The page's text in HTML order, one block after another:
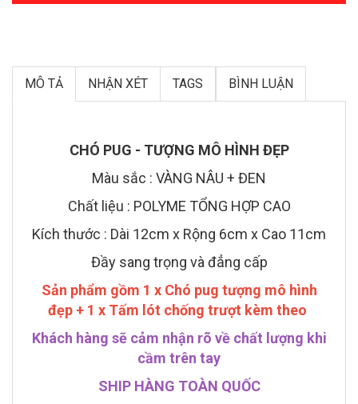
MÔ TẢ NHẬN XÉT TAGS BÌNH LUẬN
CHÓ PUG - TƯỢNG MÔ HÌNH ĐẸP
Màu sắc : VÀNG NÂU + ĐEN
Chất liệu : POLYME TỔNG HỢP CAO
Kích thước : Dài 12cm x Rộng 6cm x Cao 11cm
Đầy sang trọng và đẳng cấp
Sản phẩm gồm 1 x Chó pug tượng mô hình
đẹp + 1 x Tấm lót chống trượt kèm theo
Khách hàng sẽ cảm nhận rõ về chất lượng khi
cầm trên tay
SHIP HÀNG TOÀN QUỐC